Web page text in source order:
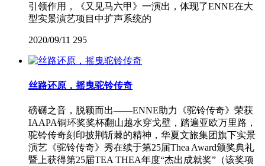
引领作用，《又见马六甲》一演出，体现了ENNE在大
型实景演艺项目中扩声系统的
2020/09/11 295
丝路还原，摇曳驼铃传奇
磅礴之音，脱颖而出——ENNE助力《驼铃传奇》荣获
IAAPA铜环奖奖杯翻山越水穿戈壁，踏遍亚欧万里路，
驼铃传奇刻印披荆斩棘的精神，华夏文旅集团旗下实景
演艺《驼铃传奇》秀在续于第25届Thea Award颁奖典礼
暨上获得第25届TEA THEA年度“杰出成就奖”（该奖项